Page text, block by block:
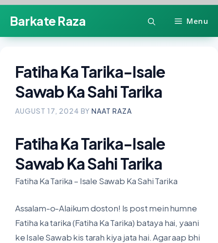
content
Barkate Raza Menu
Fatiha Ka Tarika-Isale
Sawab Ka Sahi Tarika
AUGUST 17, 2024 BY NAAT RAZA
Fatiha Ka Tarika-Isale
Sawab Ka Sahi Tarika
Fatiha Ka Tarika – Isale Sawab Ka Sahi Tarika
Assalam-o-Alaikum doston! Is post mein humne
Fatiha ka tarika (Fatiha Ka Tarika) bataya hai, yaani
ke Isale Sawab kis tarah kiya jata hai. Agar aap bhi